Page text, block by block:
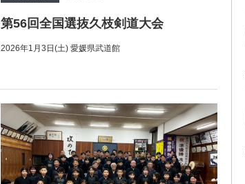
第56回全国選抜久枝剣道大会
2026年1月3日(土) 愛媛県武道館